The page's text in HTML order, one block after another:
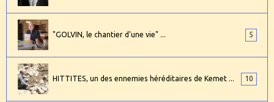
"GOLVIN, le chantier d'une vie" ... 5
HITTITES, un des ennemies héréditaires de Kemet ... 10